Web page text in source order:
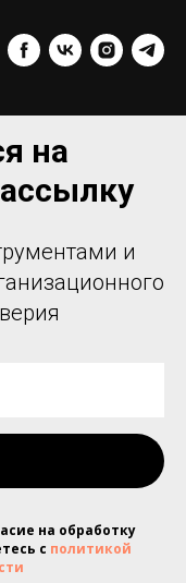
на
и
на обработку
c политикой